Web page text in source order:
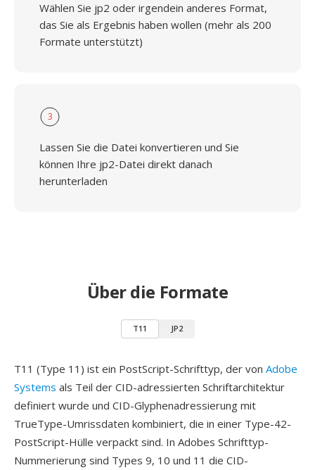
Wählen Sie jp2 oder irgendein anderes Format,
das Sie als Ergebnis haben wollen (mehr als 200
Formate unterstützt)
3
Lassen Sie die Datei konvertieren und Sie
können Ihre jp2-Datei direkt danach
herunterladen
Über die Formate
T11 JP2
T11 (Type 11) ist ein PostScript-Schrifttyp, der von Adobe
Systems als Teil der CID-adressierten Schriftarchitektur
definiert wurde und CID-Glyphenadressierung mit
TrueType-Umrissdaten kombiniert, die in einer Type-42-
PostScript-Hülle verpackt sind. In Adobes Schrifttyp-
Nummerierung sind Types 9, 10 und 11 die CID-